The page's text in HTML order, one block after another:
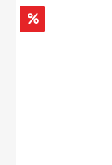
Rabatt
%